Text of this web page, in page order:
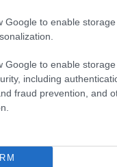
Google to enable storage
Google to enable storage
including
fraud prevention, and
Gonna